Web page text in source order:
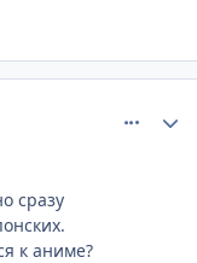
сразу
к аниме?